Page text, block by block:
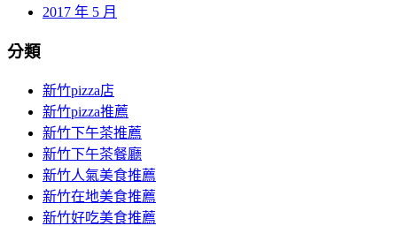
2017 年 5 月
分類
新竹pizza店
新竹pizza推薦
新竹下午茶推薦
新竹下午茶餐廳
新竹人氣美食推薦
新竹在地美食推薦
新竹好吃美食推薦